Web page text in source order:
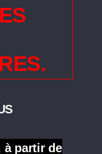
à partir de